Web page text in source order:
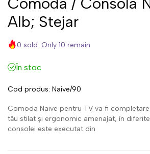
Alb; Stejar
0 sold. Only 10 remain
În stoc
Cod produs: Naive/90
Comoda Naive pentru TV va fi
tău stilat și ergonomic amenajat, în
consolei este executat din